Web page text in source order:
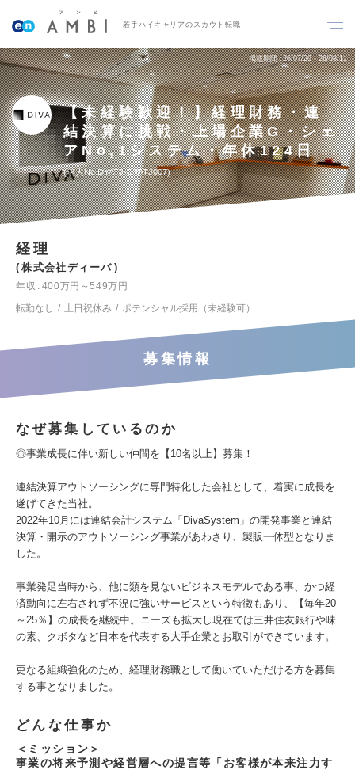
若手ハイキャリアのスカウト転職
掲載期間 26/07/29～26/08/11
【未経験歓迎！】経理財務・連
結決算に挑戦・上場企業G・シェ
アNo,1システム・年休124日
求人No.DYATJ-DYATJ007
経理
株式会社ディーバ
年収
400万円～549万円
転勤なし
土日祝休み ポテンシャル採用（未経験可）
募集情報
なぜ募集しているのか
◎事業成長に伴い新しい仲間を【10名以上】募集！
連結決算アウトソーシングに専門特化した会社として、着実に成長を
遂げてきた当社。
2022年10月には連結会計システム「DivaSystem」の開発事業と連結
決算・開示のアウトソーシング事業があわさり、製販一体型となりま
した。
事業発足当時から、他に類を見ないビジネスモデルである事、かつ経
済動向に左右されず不況に強いサービスという特徴もあり、【毎年20
～25％】の成長を継続中。ニーズも拡大し現在では三井住友銀行や味
の素、クボタなど日本を代表する大手企業とお取引ができています。
更なる組織強化のため、経理財務職として働いていただける方を募集
する事となりました。
どんな仕事か
＜ミッション＞
事業の将来予測や経営層への提言等「お客様が本来注力す